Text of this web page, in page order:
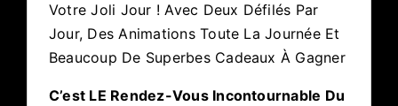
Votre Joli Jour ! Avec Deux Défilés Par
Jour, Des Animations Toute La Journée Et
Beaucoup De Superbes Cadeaux À Gagner
C’est LE Rendez-Vous Incontournable Du